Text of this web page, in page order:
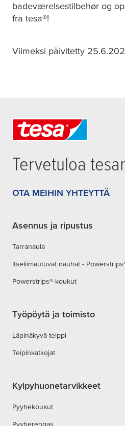
badeværelsestilbehør og
fra tesa®!
Viimeksi päivitetty
Tervetuloa tesa
OTA MEIHIN YHTEYTTÄ
Asennus ja ripustus
Tarranaula
Itseliimautuvat nauhat -
Powerstrips®-koukut
Työpöytä ja toimisto
Läpinäkyvä teippi
Teipinkatkojat
Kylpyhuonetarvikkeet
Pyyhekoukut
Pyyherengas